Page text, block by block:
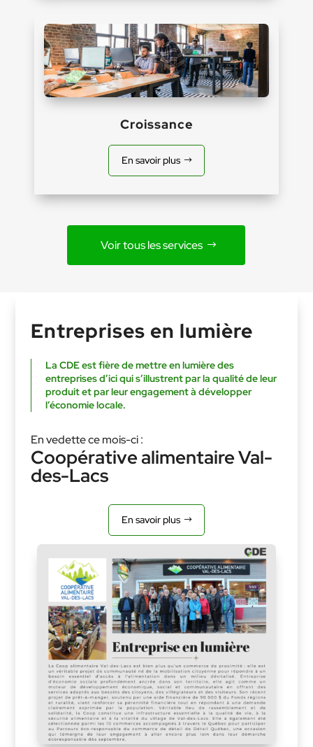
Croissance
En savoir plus
Voir tous les services
Entreprises en lumière
La CDE est fière de mettre en lumière des
entreprises d’ici qui s’illustrent par la qualité de leur
produit et par leur engagement à développer
l’économie locale.
En vedette ce mois-ci :
Coopérative alimentaire Val-
des-Lacs
En savoir plus